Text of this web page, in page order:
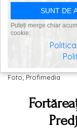
Foto; Profimedia
SUNT DE
Puteți merge chiar
cookie: